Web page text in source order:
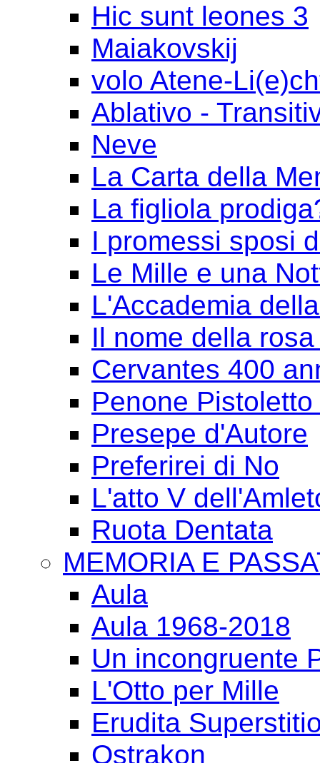
Hic sunt leones 3
Maiakovskij
volo Atene-
Ablativo -
Neve
La Carta della
La figliola
I promessi sposi
Le Mille e una
L'Accademia
Il nome della
Cervantes 400
Penone
Presepe d'Autore
Preferirei di No
L'atto V
Ruota Dentata
MEMORIA E
Aula
Aula 1968-2018
Un incongruente
L'Otto per Mille
Erudita
Ostrakon